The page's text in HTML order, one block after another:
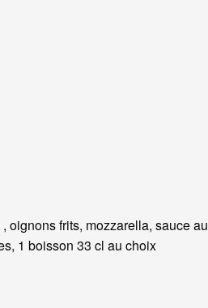
oignons frits, mozzarella, sauce au
1 boisson 33 cl au choix